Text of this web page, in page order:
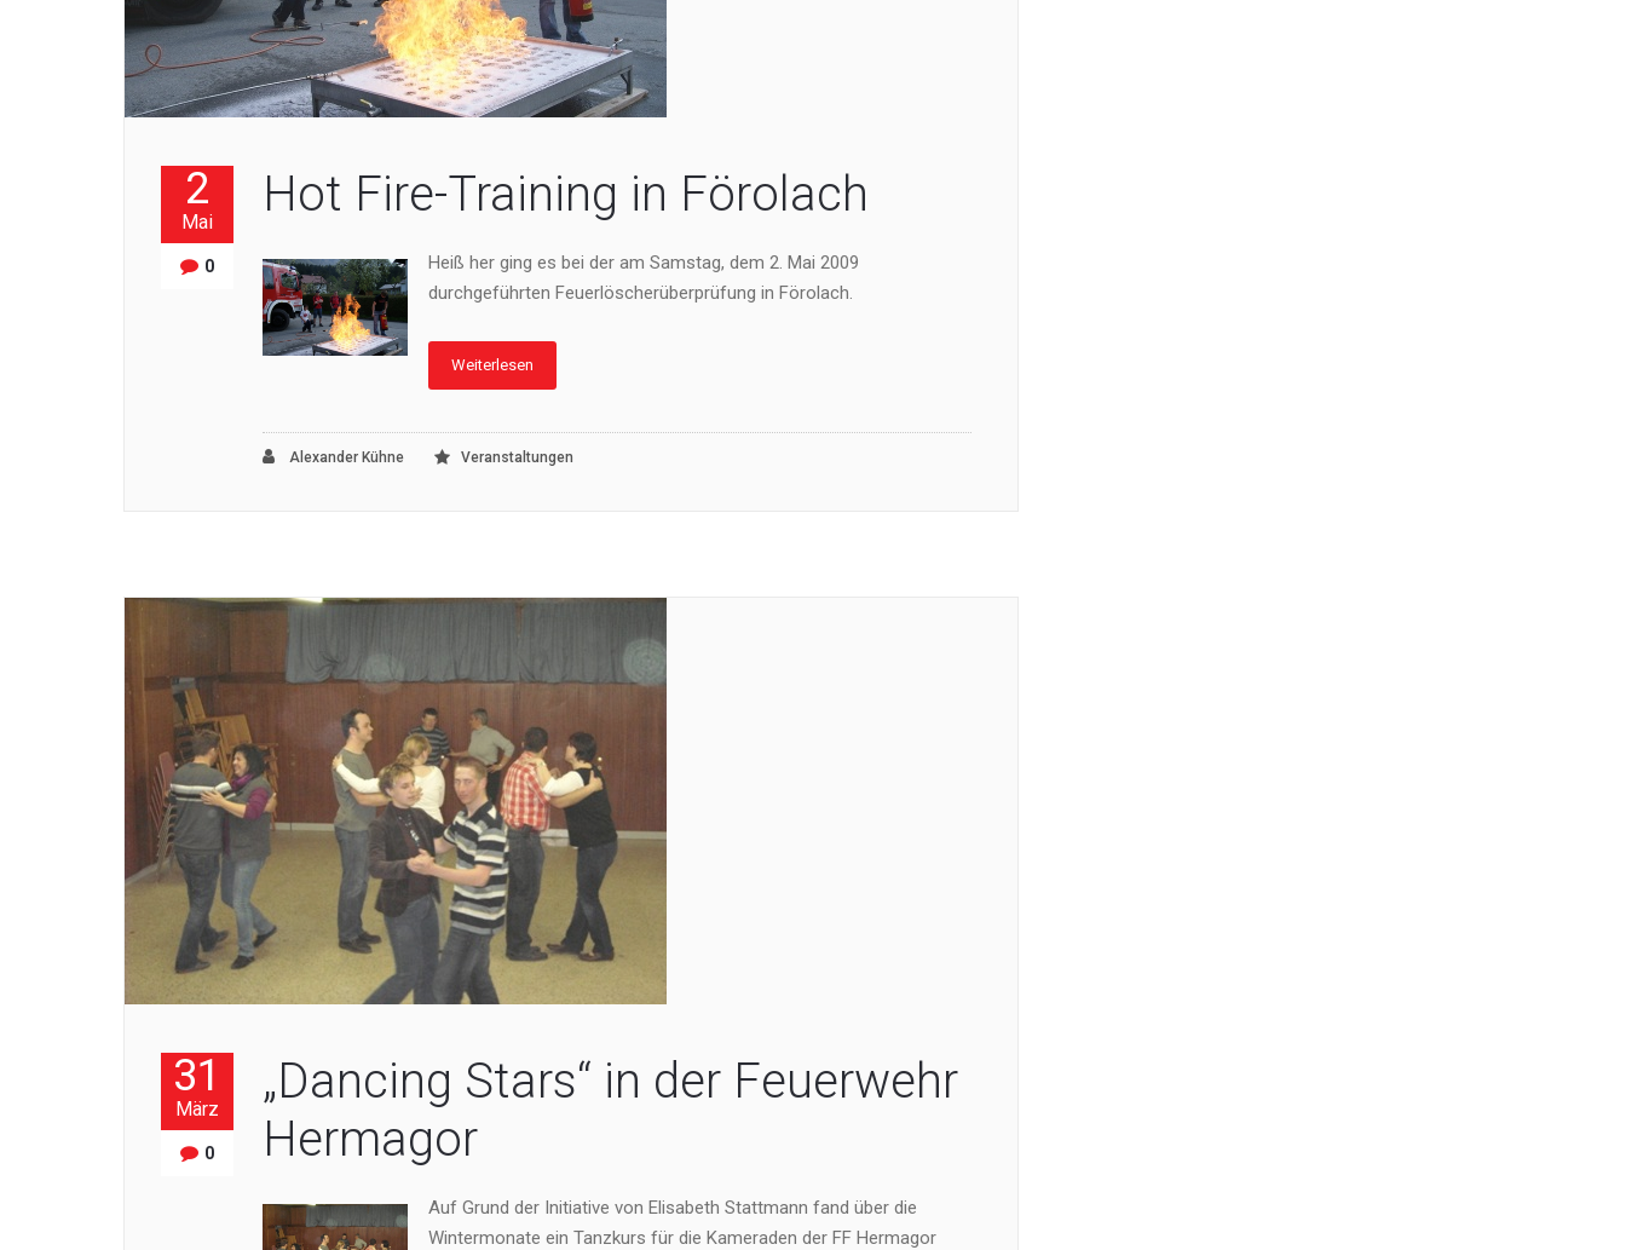
2
Mai
0
Hot Fire-Training in Förolach
Heiß her ging es bei der am Samstag, dem 2. Mai 2009
durchgeführten Feuerlöscherüberprüfung in Förolach.
Weiterlesen
Alexander Kühne Veranstaltungen
31
März
0
„Dancing Stars“ in der Feuerwehr
Hermagor
Auf Grund der Initiative von Elisabeth Stattmann fand über die
Wintermonate ein Tanzkurs für die Kameraden der FF Hermagor